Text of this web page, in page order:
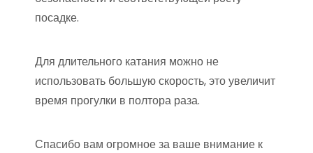
посадке.
Для длительного катания можно не
использовать большую скорость, это увеличит
время прогулки в полтора раза.
Спасибо вам огромное за ваше внимание к